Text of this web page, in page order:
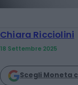
Chiara Ricciolini
18 Settembre 2025
Scegli Moneta